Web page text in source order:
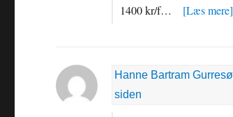
1400 kr/f…
[Læs mere]
Hanne Bartram Gurresø
siden